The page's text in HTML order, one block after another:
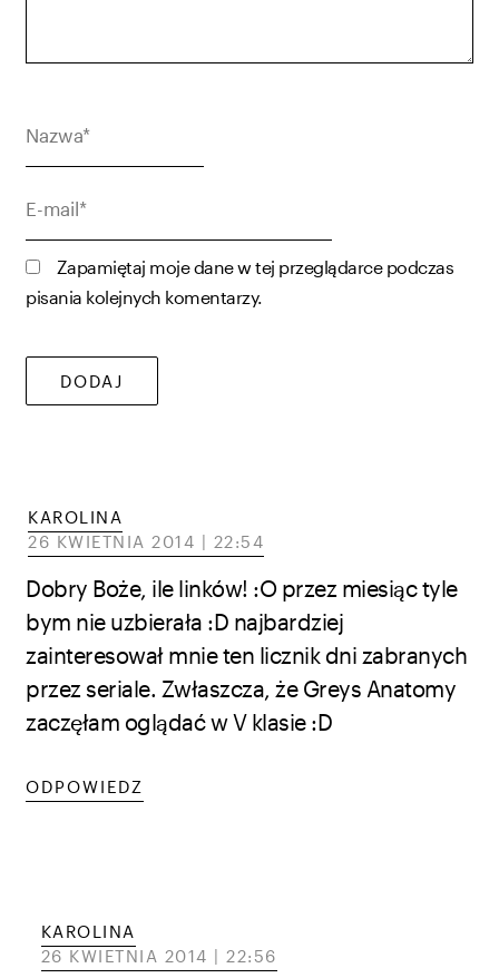
KAROLINA
26 KWIETNIA 2014 | 22:54
Dobry Boże, ile linków! :O przez miesiąc tyle
bym nie uzbierała :D najbardziej
zainteresował mnie ten licznik dni zabranych
przez seriale. Zwłaszcza, że Greys Anatomy
zaczęłam oglądać w V klasie :D
ODPOWIEDZ
KAROLINA
26 KWIETNIA 2014 | 22:56
mail*
Zapamiętaj moje dane w tej przeglądarce podczas
pisania kolejnych komentarzy.